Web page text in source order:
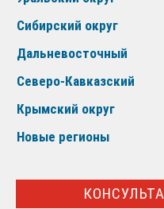
Сибирский округ
Дальневосточный
Северо-Кавказский
Крымский округ
Новые регионы